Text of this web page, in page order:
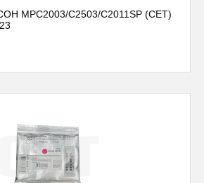
MPC2003/C2503/C2011SP (CET)